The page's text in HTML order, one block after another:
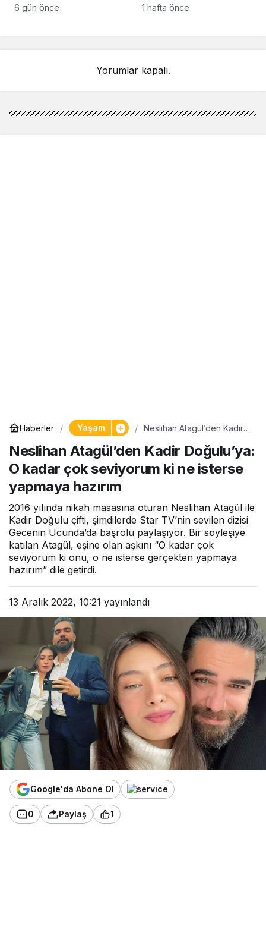
anlarındaki kahreden
6 gün önce
kez Türkiye’de
1 hafta önce
Yorumlar kapalı.
Haberler Yaşam
Neslihan Atagül’den Kadir
seviyorum ki ne isterse
yapmaya hazırım
Neslihan Atagül’den Kadir Doğulu’ya:
O kadar çok seviyorum ki ne isterse
yapmaya hazırım
2016 yılında nikah masasına oturan Neslihan Atagül ile
Kadir Doğulu çifti, şimdilerde Star TV’nin sevilen dizisi
Gecenin Ucunda’da başrolü paylaşıyor. Bir söyleşiye
katılan Atagül, eşine olan aşkını “O kadar çok
seviyorum ki onu, o ne isterse gerçekten yapmaya
hazırım” dile getirdi.
13 Aralık 2022, 10:21 yayınlandı
Google'da Abone Ol
0 Paylaş 1